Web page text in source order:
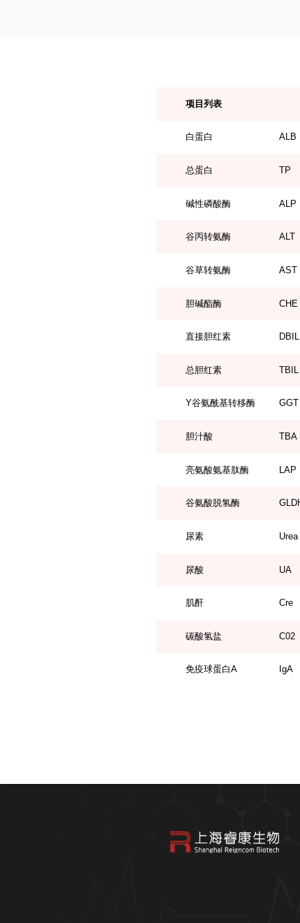
项目列表
白蛋白 ALB
总蛋白 TP
碱性磷酸酶 ALP
谷丙转氨酶 ALT
谷草转氨酶 AST
胆碱酯酶 CHE
直接胆红素 DBIL
总胆红素 TBIL
Y谷氨酰基转移酶 GGT
胆汁酸 TBA
亮氨酸氨基肽酶 LAP
谷氨酸脱氢酶
尿素 Urea
尿酸 UA
肌酐 Cre
碳酸氢盐 C02
免疫球蛋白A IgA